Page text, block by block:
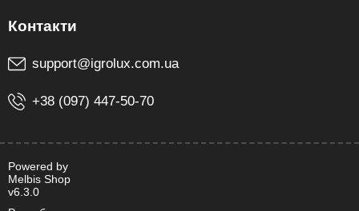
support@igrolux.com.ua
+38 (097) 447-50-70
Powered by
Melbis Shop
v6.3.0